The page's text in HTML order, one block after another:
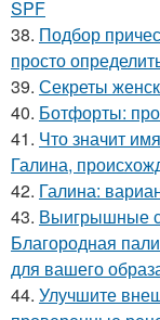
SPF
38. Подбор
просто
39. Секреты
40. Ботфорты:
41. Что значит
Галина,
42. Галина:
43. Выигрышные
Благородная
для вашего
44. Улучшите